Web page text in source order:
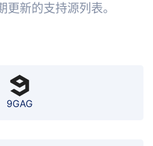
更新的支持源列表。
9GAG